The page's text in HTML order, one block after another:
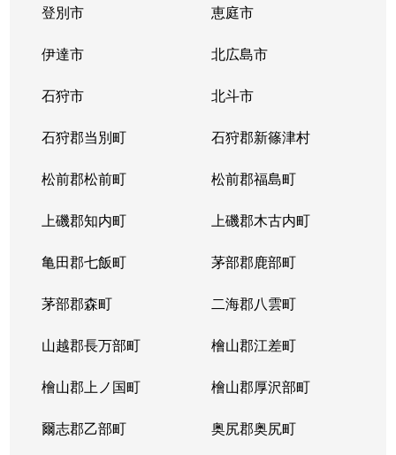
登別市 恵庭市
伊達市 北広島市
石狩市 北斗市
石狩郡当別町 石狩郡新篠津村
松前郡松前町 松前郡福島町
上磯郡知内町 上磯郡木古内町
亀田郡七飯町 茅部郡鹿部町
茅部郡森町 二海郡八雲町
山越郡長万部町 檜山郡江差町
檜山郡上ノ国町 檜山郡厚沢部町
爾志郡乙部町 奥尻郡奥尻町